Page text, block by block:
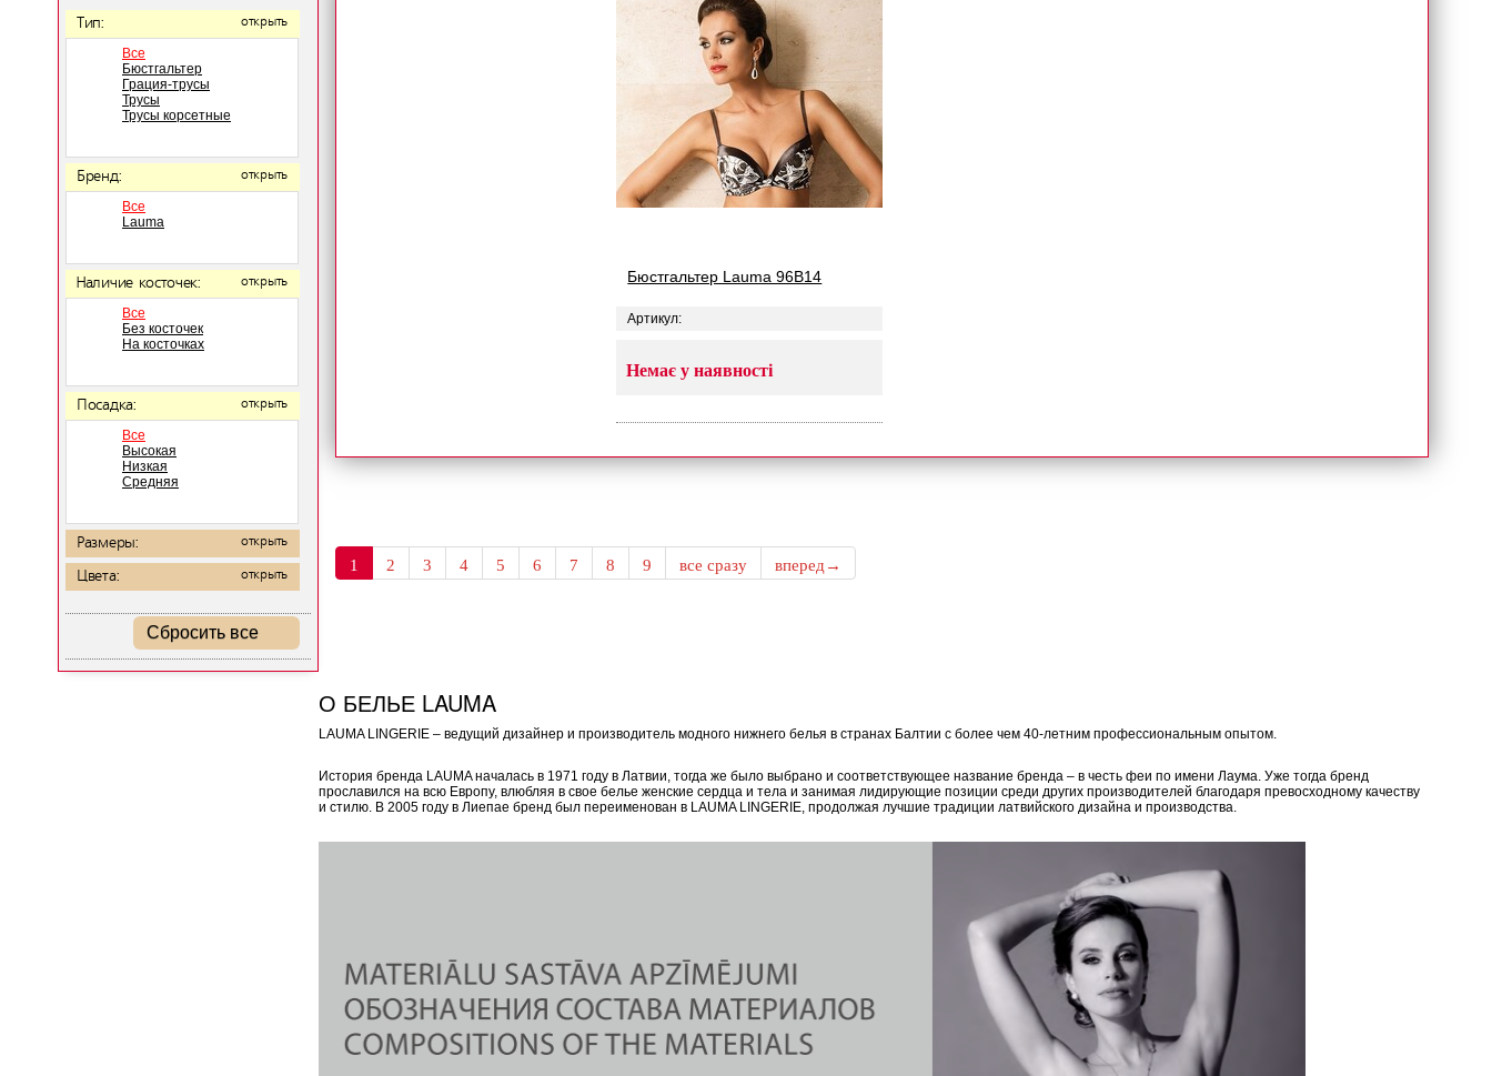
Тип: открыть
Все
Бюстгальтер
Грация-трусы
Трусы
Трусы корсетные
Бренд: открыть
Все
Lauma
Наличие косточек: открыть
Все
Без косточек
На косточках
Посадка: открыть
Все
Высокая
Низкая
Средняя
Размеры: открыть
Цвета: открыть
Сбросить все
Бюстгальтер Lauma 96B14
Артикул:
Немає у наявності
1 2 3 4 5 6 7 8 9 все сразу вперед→
О БЕЛЬЕ LAUMA
LAUMA LINGERIE – ведущий дизайнер и производитель модного нижнего белья в странах Балтии с более чем 40-летним профессиональным опытом.
История бренда LAUMA началась в 1971 году в Латвии, тогда же было выбрано и соответствующее название бренда – в честь феи по имени Лаума. Уже тогда бренд
прославился на всю Европу, влюбляя в свое белье женские сердца и тела и занимая лидирующие позиции среди других производителей благодаря превосходному качеству
и стилю. В 2005 году в Лиепае бренд был переименован в LAUMA LINGERIE, продолжая лучшие традиции латвийского дизайна и производства.